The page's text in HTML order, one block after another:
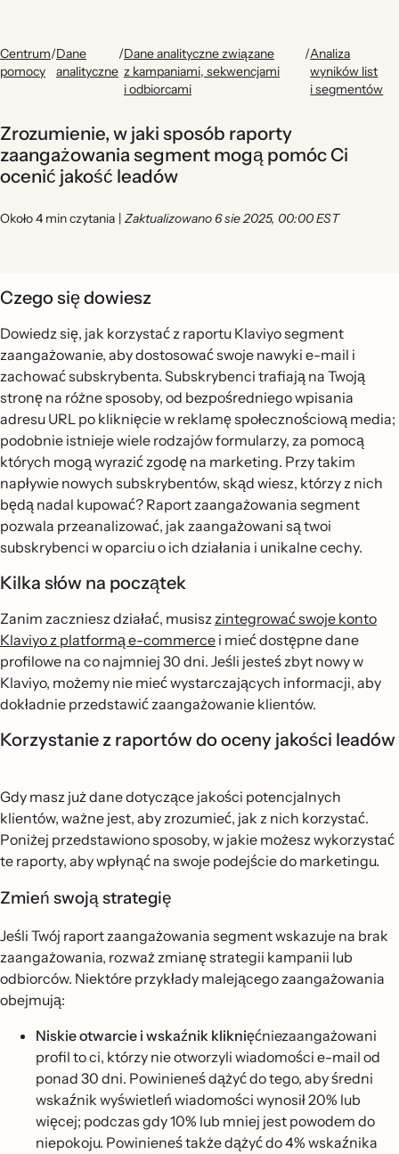
Centrum
pomocy
/Dane
analityczne
/Dane analityczne związane
z kampaniami, sekwencjami
i odbiorcami
/Analiza
wyników list
i segmentów
Zrozumienie, w jaki sposób raporty
zaangażowania segment mogą pomóc Ci
ocenić jakość leadów
Około 4 min czytania | Zaktualizowano 6 sie 2025, 00:00 EST
Czego się dowiesz
Dowiedz się, jak korzystać z raportu Klaviyo segment
zaangażowanie, aby dostosować swoje nawyki e-mail i
zachować subskrybenta. Subskrybenci trafiają na Twoją
stronę na różne sposoby, od bezpośredniego wpisania
adresu URL po kliknięcie w reklamę społecznościową media;
podobnie istnieje wiele rodzajów formularzy, za pomocą
których mogą wyrazić zgodę na marketing. Przy takim
napływie nowych subskrybentów, skąd wiesz, którzy z nich
będą nadal kupować? Raport zaangażowania segment
pozwala przeanalizować, jak zaangażowani są twoi
subskrybenci w oparciu o ich działania i unikalne cechy.
Kilka słów na początek
Zanim zaczniesz działać, musiszzintegrować swoje konto
Klaviyo z platformą e-commerce i mieć dostępne dane
profilowe na co najmniej 30 dni. Jeśli jesteś zbyt nowy w
Klaviyo, możemy nie mieć wystarczających informacji, aby
dokładnie przedstawić zaangażowanie klientów.
Korzystanie z raportów do oceny jakości leadów
Gdy masz już dane dotyczące jakości potencjalnych
klientów, ważne jest, aby zrozumieć, jak z nich korzystać.
Poniżej przedstawiono sposoby, w jakie możesz wykorzystać
te raporty, aby wpłynąć na swoje podejście do marketingu.
Zmień swoją strategię
Jeśli Twój raport zaangażowania segment wskazuje na brak
zaangażowania, rozważ zmianę strategii kampanii lub
odbiorców. Niektóre przykłady malejącego zaangażowania
obejmują:
Niskie otwarcie i wskaźnik kliknięćniezaangażowani
profil to ci, którzy nie otworzyli wiadomości e-mail od
ponad 30 dni. Powinieneś dążyć do tego, aby średni
wskaźnik wyświetleń wiadomości wynosił 20% lub
więcej; podczas gdy 10% lub mniej jest powodem do
niepokoju. Powinieneś także dążyć do 4% wskaźnika